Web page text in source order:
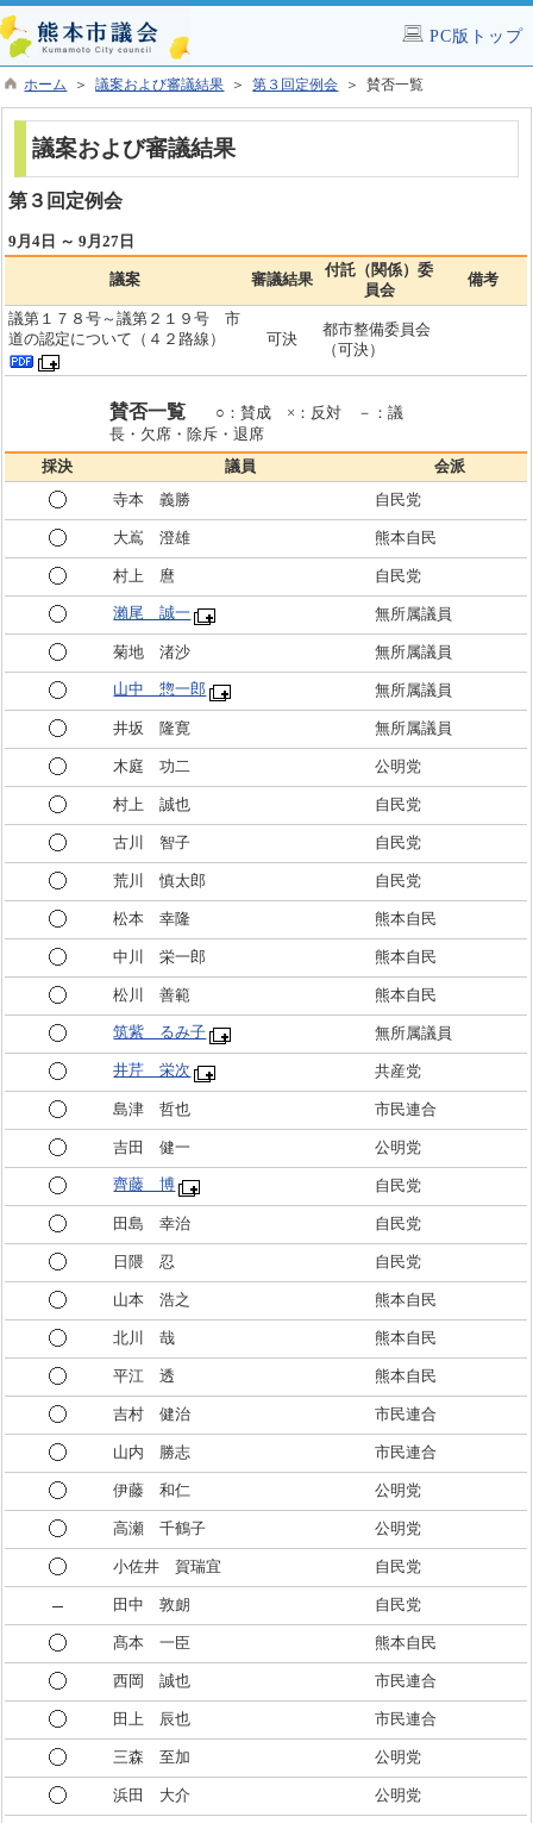
PC版トップ
ホーム ＞議案および審議結果 ＞第３回定例会 ＞ 賛否一覧
議案および審議結果
第３回定例会
9月4日 ～ 9月27日
議案 審議結果
付託（関係）委
員会
備考
議第１７８号～議第２１９号 市
道の認定について（４２路線）
可決
都市整備委員会
（可決）
賛否一覧
○：賛成 ×：反対 －：議
長・欠席・除斥・退席
採決 議員
会派
寺本 義勝
自民党
大嶌 澄雄 熊本自民
村上 麿 自民党
瀨尾 誠一 無所属議員
菊地 渚沙 無所属議員
山中 惣一郎 無所属議員
井坂 隆寛 無所属議員
木庭 功二 公明党
村上 誠也 自民党
古川 智子 自民党
荒川 慎太郎 自民党
松本 幸隆 熊本自民
中川 栄一郎 熊本自民
松川 善範 熊本自民
筑紫 るみ子 無所属議員
井芹 栄次 共産党
島津 哲也 市民連合
吉田 健一 公明党
齊藤 博 自民党
田島 幸治 自民党
日隈 忍 自民党
山本 浩之 熊本自民
北川 哉 熊本自民
平江 透 熊本自民
吉村 健治 市民連合
山内 勝志 市民連合
伊藤 和仁 公明党
高瀬 千鶴子 公明党
小佐井 賀瑞宜 自民党
田中 敦朗 自民党
髙本 一臣 熊本自民
西岡 誠也 市民連合
田上 辰也 市民連合
三森 至加 公明党
浜田 大介 公明党